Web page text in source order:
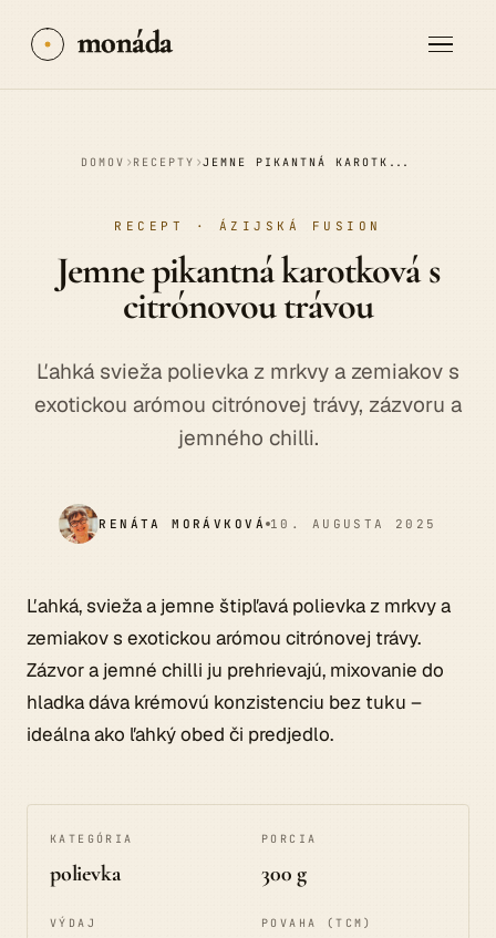
monáda
DOMOV › RECEPTY › JEMNE PIKANTNÁ KAROTKOVÁ S CITRÓNOVOU TRÁVOU
RECEPT · ÁZIJSKÁ FUSION
Jemne pikantnákarotkovás
citrónovou trávou
Ľahká svieža polievka z mrkvy a zemiakov s
exotickou arómou citrónovej trávy, zázvoru a
jemného chilli.
RENÁTA MORÁVKOVÁ 10. AUGUSTA 2025
Ľahká, svieža a jemne štipľavá polievka z mrkvy a
zemiakov s exotickou arómou citrónovej trávy.
Zázvor a jemné chilli ju prehrievajú, mixovanie do
hladka dáva krémovú konzistenciu bez tuku –
ideálna ako ľahký obed či predjedlo.
KATEGÓRIA
polievka
PORCIA
300 g
VÝDAJ POVAHA (TCM)